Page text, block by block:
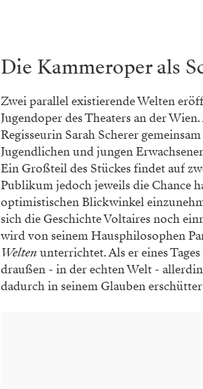
Die Kammeroper als
Zwei parallel existierende Welten
Jugendoper des Theaters an der
Regisseurin Sarah Scherer
Jugendlichen und jungen
Ein Großteil des Stückes findet auf
Publikum jedoch jeweils die Chance
optimistischen Blickwinkel
sich die Geschichte Voltaires noch
wird von seinem Hausphilosophen
Weltenunterrichtet. Als er eines
draußen - in der echten Welt -
dadurch in seinem Glauben